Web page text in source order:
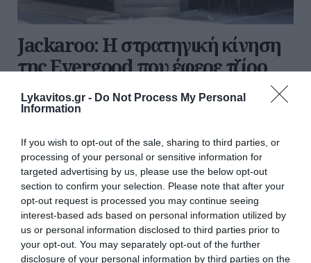
Lykavitos.gr - Do Not Process My Personal
Information
If you wish to opt-out of the sale, sharing to third parties, or
processing of your personal or sensitive information for
targeted advertising by us, please use the below opt-out
section to confirm your selection. Please note that after your
opt-out request is processed you may continue seeing
interest-based ads based on personal information utilized by
us or personal information disclosed to third parties prior to
your opt-out. You may separately opt-out of the further
disclosure of your personal information by third parties on the
Jackaroo: Η στρατηγική κίνηση
της Evergood που έφερε τζίρο
24,8 εκατ. ευρώ
Τα 25 εκατ. ευρώ άγγιξαν οι πωλήσεις του δικτύου
επιβεβαιώνοντας τις προσδοκίες της διοίκησης του
ομίλου εστίασης της Vivartia που με την στρατηγική
αυτή κίνηση έκανε ν...
15:30 | 05 Αυγούστου 2026